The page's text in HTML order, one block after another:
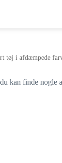
i afdæmpede
kan finde nogle